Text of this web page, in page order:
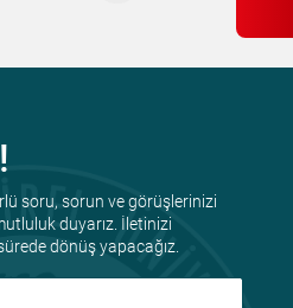
soru, sorun ve görüşlerinizi
duyarız. İletinizi
dönüş yapacağız.